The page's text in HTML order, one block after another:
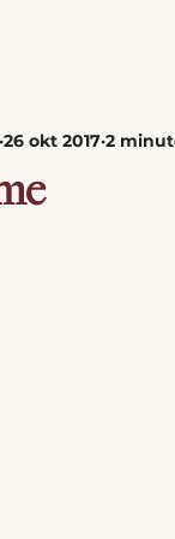
26 okt 2017 2